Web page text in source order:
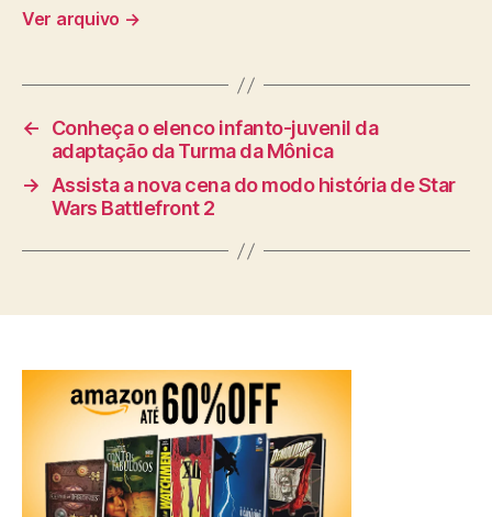
Ver arquivo →
←
Conheça o elenco infanto-juvenil da
adaptação da Turma da Mônica
→ Assista a nova cena do modo história de Star
Wars Battlefront 2